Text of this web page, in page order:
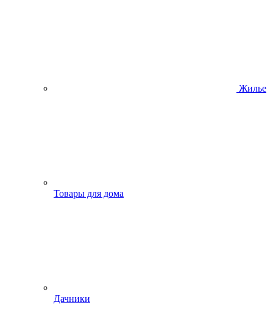
Жилье
Товары для дома
Дачники